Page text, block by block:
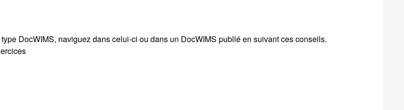
DocWIMS, naviguez dans celui-ci ou dans un DocWIMS publié en suivant ces conseils.